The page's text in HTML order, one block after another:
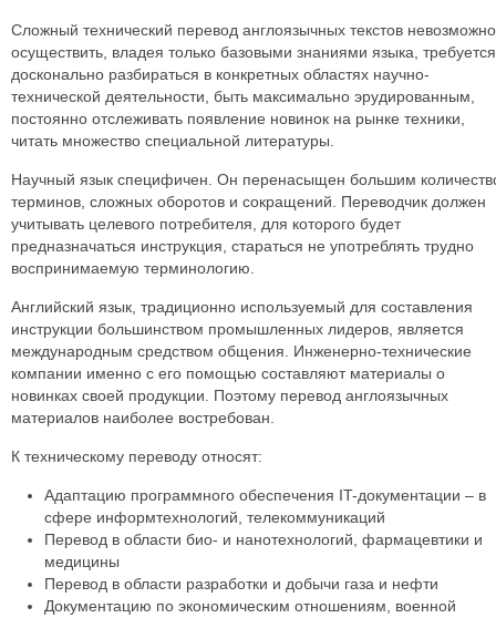
Сложный технический перевод англоязычных текстов невозможно
осуществить, владея только базовыми знаниями языка, требуется
досконально разбираться в конкретных областях научно-
технической деятельности, быть максимально эрудированным,
постоянно отслеживать появление новинок на рынке техники,
читать множество специальной литературы.
Научный язык специфичен. Он перенасыщен большим
терминов, сложных оборотов и сокращений. Переводчик должен
учитывать целевого потребителя, для которого будет
предназначаться инструкция, стараться не употреблять трудно
воспринимаемую терминологию.
Английский язык, традиционно используемый для составления
инструкции большинством промышленных лидеров, является
международным средством общения. Инженерно-технические
компании именно с его помощью составляют материалы о
новинках своей продукции. Поэтому перевод англоязычных
материалов наиболее востребован.
К техническому переводу относят:
Адаптацию программного обеспечения IT-документации – в
сфере информтехнологий, телекоммуникаций
Перевод в области био- и нанотехнологий, фармацевтики и
медицины
Перевод в области разработки и добычи газа и нефти
Документацию по экономическим отношениям, военной